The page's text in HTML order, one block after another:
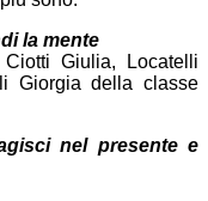
la mente
Giulia, Locatelli
Giorgia della classe
nel presente e